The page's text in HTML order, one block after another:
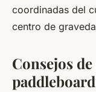
coordinadas del
centro de
Consejos